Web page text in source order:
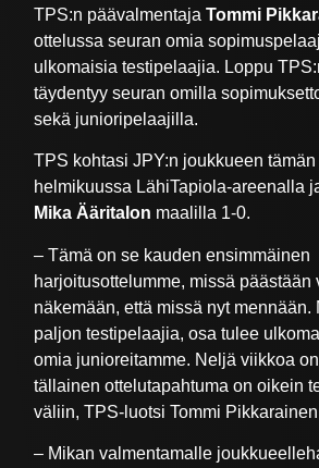
TPS:n päävalmentajaTommi
ottelussa seuran omia
ulkomaisia testipelaajia. Loppu
täydentyy seuran omilla
sekä junioripelaajilla.
TPS kohtasi JPY:n joukkueen
helmikuussa LähiTapiola-areenalla
Mika Ääritalon maalilla 1-0.
– Tämä on se kauden ensimmäinen
harjoitusottelumme, missä päästään
näkemään, että missä nyt mennään.
paljon testipelaajia, osa tulee
omia junioreitamme. Neljä viikkoa
tällainen ottelutapahtuma on oikein
väliin, TPS-luotsi Tommi
– Mikan valmentamalle